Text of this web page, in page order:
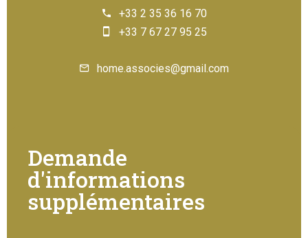
+33 2 35 36 16 70
+33 7 67 27 95 25
home.associes@gmail.com
Demande
d'informations
supplémentaires